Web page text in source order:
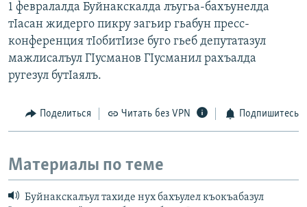
1 февралалда Буйнакскалда лъугьа-бахъунелда
тIасан жидерго пикру загьир гьабун пресс-
конференция тIобитIизе буго гьеб депутатазул
мажлисалъул ГIусманов ГIусманил рахъалда
ругезул бутIаялъ.
Поделиться Читать без VPN Подпишитесь
Материалы по теме
Буйнакскалъул тахиде нух бахъулел къокъабазул